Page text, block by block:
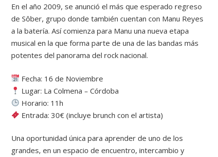
En el año 2009, se anunció el más que esperado regreso
de Sôber, grupo donde también cuentan con Manu Reyes
a la batería. Así comienza para Manu una nueva etapa
musical en la que forma parte de una de las bandas más
potentes del panorama del rock nacional.
Fecha: 16 de Noviembre
Lugar: La Colmena – Córdoba
Horario: 11h
Entrada: 30€ (incluye brunch con el artista)
Una oportunidad única para aprender de uno de los
grandes, en un espacio de encuentro, intercambio y